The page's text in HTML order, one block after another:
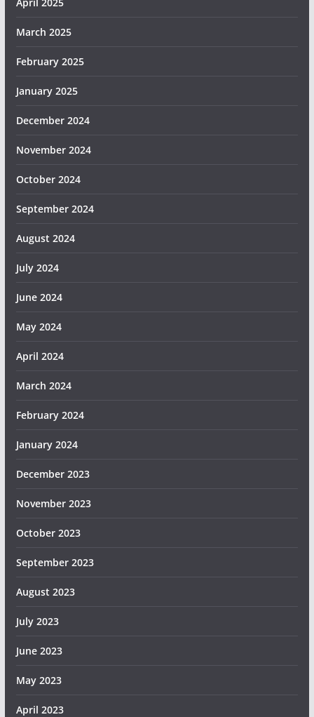
March 2025
February 2025
January 2025
December 2024
November 2024
October 2024
September 2024
August 2024
July 2024
June 2024
May 2024
April 2024
March 2024
February 2024
January 2024
December 2023
November 2023
October 2023
September 2023
August 2023
July 2023
June 2023
May 2023
April 2023